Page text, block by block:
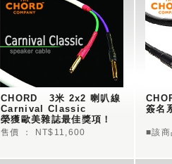
Carnival Classic
榮獲歐美雜誌最佳獎項！
售價 ： NT$11,600
簽名
■該